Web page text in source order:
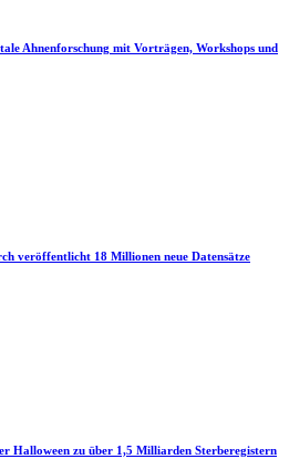
Ahnenforschung mit Vorträgen, Workshops und
veröffentlicht 18 Millionen neue Datensätze
Halloween zu über 1,5 Milliarden Sterberegistern